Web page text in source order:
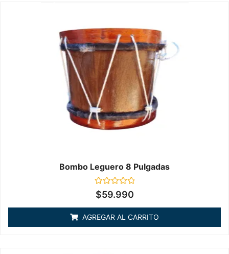
Bombo Leguero 8 Pulgadas
Valorado
en
de
5
$59.990
AGREGAR AL CARRITO